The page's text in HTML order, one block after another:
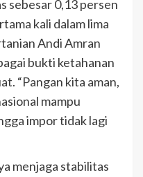
sebesar 0,13 persen
kali dalam lima
Andi Amran
bukti ketahanan
“Pangan kita aman,
mampu
impor tidak lagi
menjaga stabilitas